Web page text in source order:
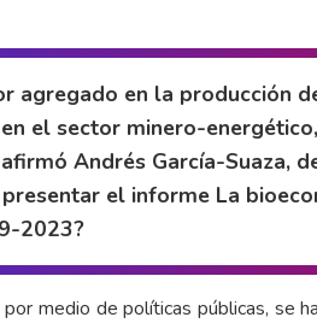
agregado en la producción
el sector minero-
Andrés García-Suaza,
el informe La
2023?
medio de políticas públicas, se